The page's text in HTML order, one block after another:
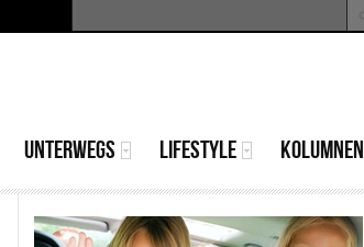
Suchformular
UNTERWEGS LIFESTYLE KOLUMNEN